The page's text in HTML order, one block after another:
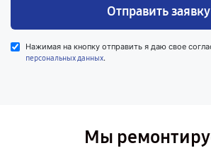
Отправить заявку
Нажимая на кнопку отправить я даю свое
персональных данных.
Мы